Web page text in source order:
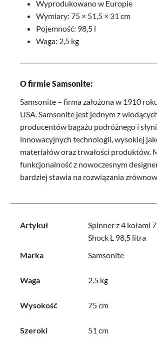
Wyprodukowano w Europie
Wymiary: 75 × 51,5 × 31 cm
Pojemność: 98,5 l
Waga: 2,5 kg
O firmie Samsonite:
Samsonite – firma założona w 1910
USA. Samsonite jest jednym z
producentów bagażu podróżnego i
innowacyjnych technologii, wysokiej
materiałów oraz trwałości produktów.
funkcjonalność z nowoczesnym
bardziej stawia na rozwiązania
Artykuł
Spinner z 4 kołami
Shock L 98,5 litra
Marka
Samsonite
Waga 2.5 kg
Wysokość 75 cm
Szeroki 51 cm